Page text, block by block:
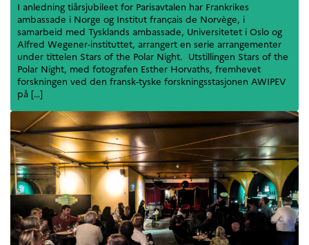
I anledning tiårsjubileet for Parisavtalen har Frankrikes
ambassade i Norge og Institut français de Norvège, i
samarbeid med Tysklands ambassade, Universitetet i Oslo og
Alfred Wegener-instituttet, arrangert en serie arrangementer
under tittelen Stars of the Polar Night. Utstillingen Stars of the
Polar Night, med fotografen Esther Horvaths, fremhevet
forskningen ved den fransk-tyske forskningsstasjonen AWIPEV
på […]